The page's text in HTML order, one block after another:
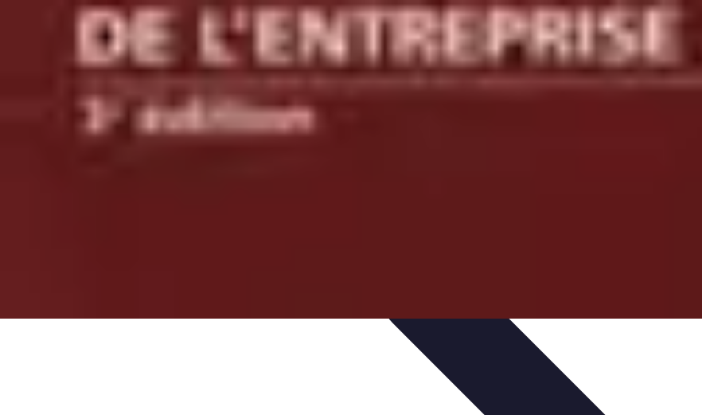
Apprendre Rubik Cube
Astuces et conseilsApprentissage Techniques d'apprentissage Méthodes d'apprentissage
Apprendre Rubik Cube